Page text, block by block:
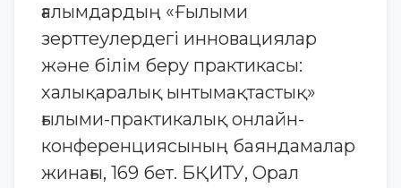
ғалымдардың «Ғылыми
зерттеулердегі инновациялар
және білім беру практикасы:
халықаралық ынтымақтастық»
ғылыми-практикалық онлайн-
конференциясының баяндамалар
жинағы, 169 бет. БҚИТУ, Орал